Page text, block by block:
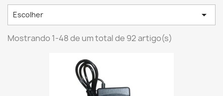
Escolher 
Mostrando 1-48 de um total de 92 artigo(s)